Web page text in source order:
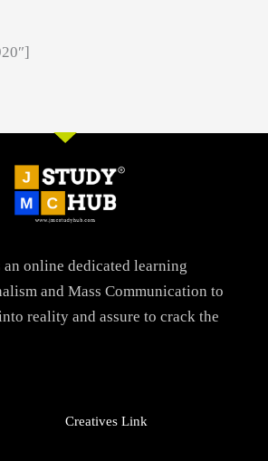
online dedicated learning
and Mass Communication to
reality and assure to crack the
Creatives Link